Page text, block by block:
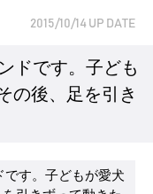
2015/10/14 UP DATE
ドです。子ども
の後、足を引き
す。子どもが愛犬